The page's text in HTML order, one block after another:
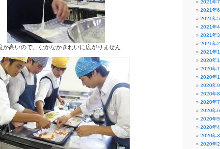
が高いので、なかなかきれいに広がりません
2021年7
2021年6
2021年5
2021年4
2021年3
2021年2
2021年1
2020年
2020年
2020年
2020年9
2020年8
2020年7
2020年6
2020年5
2020年4
2020年3
2020年2